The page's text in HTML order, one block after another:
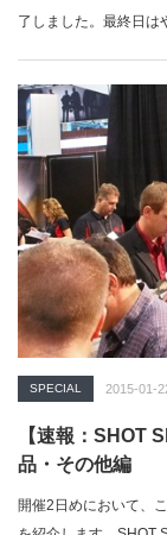
了しました。最終日
SPECIAL 2015-01-
【速報：SHOT
品・その他編
開催2日めにおいて、